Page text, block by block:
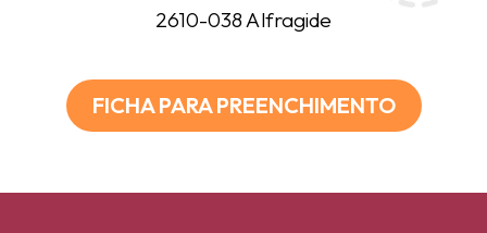
2610-038 Alfragide
FICHA PARA PREENCHIMENTO